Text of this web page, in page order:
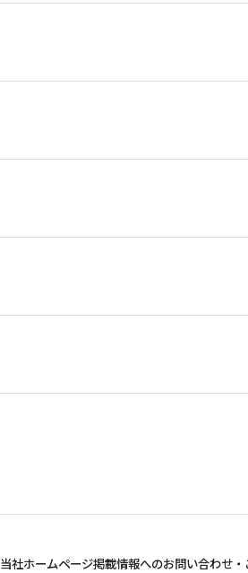
当社ホームページ掲載情報へのお問い合わせ・